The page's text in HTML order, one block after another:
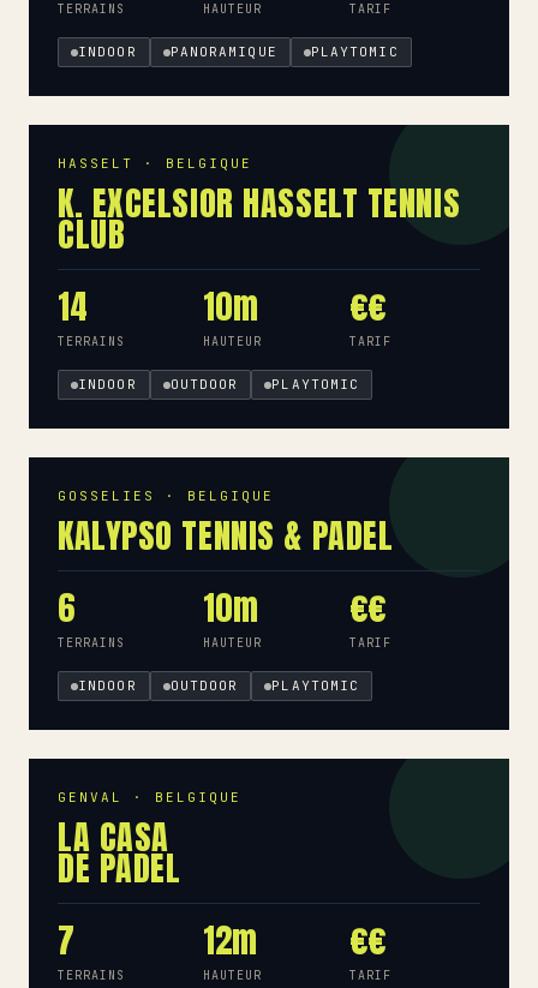
TERRAINS HAUTEUR TARIF
INDOOR PANORAMIQUE PLAYTOMIC
HASSELT · BELGIQUE
K. EXCELSIOR HASSELT TENNIS
CLUB
14
TERRAINS
10m
HAUTEUR
€€
TARIF
INDOOR OUTDOOR PLAYTOMIC
GOSSELIES · BELGIQUE
KALYPSO TENNIS & PADEL
6
TERRAINS
10m
HAUTEUR
€€
TARIF
INDOOR OUTDOOR PLAYTOMIC
GENVAL · BELGIQUE
LA CASA
DE PADEL
7
TERRAINS
12m
HAUTEUR
€€
TARIF